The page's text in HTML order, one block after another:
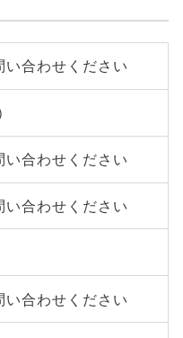
い合わせください
い合わせください
い合わせください
い合わせください